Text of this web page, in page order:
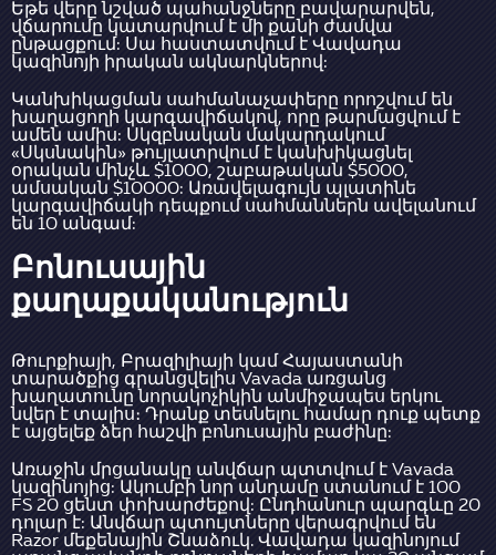
Եթե վերը նշված պահանջները բավարարվեն,
վճարումը կատարվում է մի քանի ժամվա
ընթացքում: Սա հաստատվում է Վավադա
կազինոյի իրական ակնարկներով:
Կանխիկացման սահմանաչափերը որոշվում են
խաղացողի կարգավիճակով, որը թարմացվում է
ամեն ամիս: Սկզբնական մակարդակում
«Սկսնակին» թույլատրվում է կանխիկացնել
օրական մինչև $1000, շաբաթական $5000,
ամսական $10000: Առավելագույն պլատինե
կարգավիճակի դեպքում սահմաններն ավելանում
են 10 անգամ:
Բոնուսային
քաղաքականություն
Թուրքիայի, Բրազիլիայի կամ Հայաստանի
տարածքից գրանցվելիս Vavada առցանց
խաղատունը նորակոչիկին անմիջապես երկու
նվեր է տալիս։ Դրանք տեսնելու համար դուք պետք
է այցելեք ձեր հաշվի բոնուսային բաժինը:
Առաջին մրցանակը անվճար պտտվում է Vavada
կազինոյից: Ակումբի նոր անդամը ստանում է 100
FS 20 ցենտ փոխարժեքով: Ընդհանուր պարգևը 20
դոլար է: Անվճար պտույտները վերագրվում են
Razor մեքենային Շնաձուկ. Վավադա կազինոյում